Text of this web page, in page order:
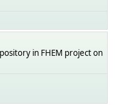
in FHEM project on